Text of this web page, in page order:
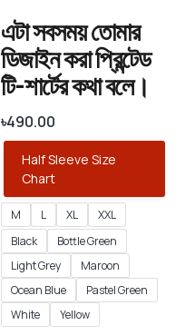
এটা সবসময় তোমার
ডিজাইন করা প্রিন্টেড
টি-শার্টের কথা বলে।
৳490.00
Half Sleeve Size
Chart
M L XL
XXL
Black
Bottle Green
Light Grey
Maroon
Ocean Blue
Pastel Green
White
Yellow